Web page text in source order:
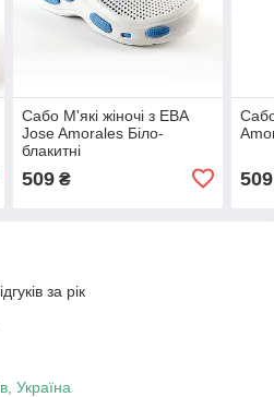
Сабо М'які жіночі з ЕВА
Jose Amorales Біло-
блакитні
509₴ 509
за рік
Україна